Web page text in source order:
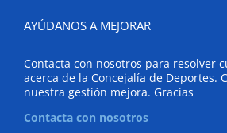
AYÚDANOS A MEJORAR
Contacta con nosotros para resolver
acerca de la Concejalía de Deportes.
nuestra gestión mejora. Gracias
Contacta con nosotros